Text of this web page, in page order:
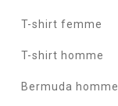
T-shirt femme
T-shirt homme
Bermuda homme